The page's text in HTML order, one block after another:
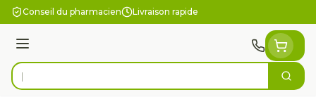
Aller au contenu
Conseil du pharmacien Livraison rapide
Menu
Rechercher